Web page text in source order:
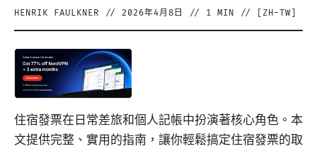
HENRIK FAULKNER // 2026年4月8日 // 1 MIN // [ ZH-TW
住宿發票在日常差旅和個人記帳中扮演著核心角色。本
文提供完整、實用的指南，讓你輕鬆搞定住宿發票的取